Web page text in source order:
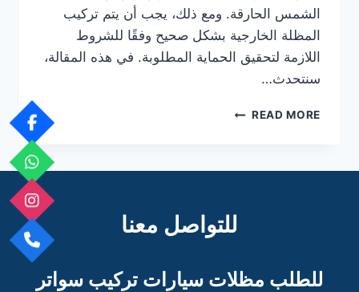
الشمس الحارقة. ومع ذلك، يجب أن يتم تركيب
المظلة الخارجية بشكل صحيح وفقًا للشروط
اللازمة لتحقيق الحماية المطلوبة. في هذه المقالة،
سنتحدث…
READ MOREاهم
2023للتواصل معنا
للطلب مظلات سيارات تركيب سواتر